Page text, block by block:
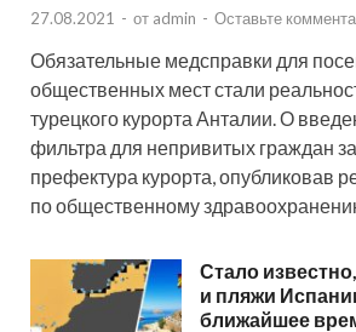
27.08.2021 - от admin - Оставьте
Обязательные медсправки для
общественных мест стали
турецкого курорта Анталии. О
фильтра для непривитых граждан
префектура курорта, опубликовав
по общественному
Стало
и пляжи
ближайшее